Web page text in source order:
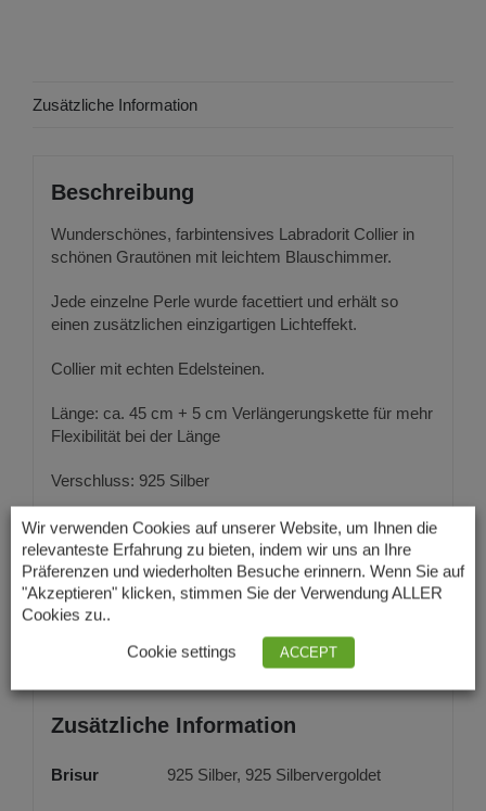
Zusätzliche Information
Beschreibung
Wunderschönes, farbintensives Labradorit Collier in
schönen Grautönen mit leichtem Blauschimmer.
Jede einzelne Perle wurde facettiert und erhält so
einen zusätzlichen einzigartigen Lichteffekt.
Collier mit echten Edelsteinen.
Länge: ca. 45 cm + 5 cm Verlängerungskette für mehr
Flexibilität bei der Länge
Verschluss: 925 Silber
Perlen Durchmesser: 4 mm x 2 mm
Farbe: grau
In unserem Shop finden sie auch ein passendes
Zusätzliche Information
Brisur 925 Silber, 925 Silbervergoldet
Wir verwenden Cookies auf unserer Website, um Ihnen die
relevanteste Erfahrung zu bieten, indem wir uns an Ihre
Präferenzen und wiederholten Besuche erinnern. Wenn Sie auf
"Akzeptieren" klicken, stimmen Sie der Verwendung ALLER
Cookies zu..
Cookie settings ACCEPT